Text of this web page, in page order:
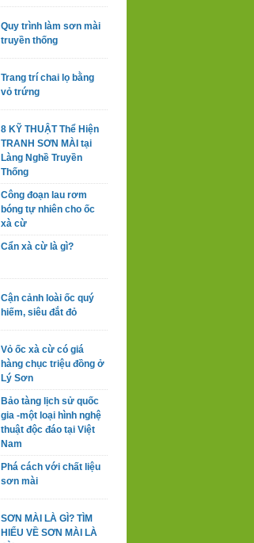
Quy trình làm sơn mài
truyền thống
Trang trí chai lọ bằng
vỏ trứng
8 KỸ THUẬT Thể Hiện
TRANH SƠN MÀI tại
Làng Nghề Truyền
Thống
Công đoạn lau rơm
bóng tự nhiên cho ốc
xà cừ
Cẩn xà cừ là gì?
Cận cảnh loài ốc quý
hiếm, siêu đắt đỏ
Vỏ ốc xà cừ có giá
hàng chục triệu đồng ở
Lý Sơn
Bảo tàng lịch sử quốc
gia -một loại hình nghệ
thuật độc đáo tại Việt
Nam
Phá cách với chất liệu
sơn mài
SƠN MÀI LÀ GÌ? TÌM
HIỂU VỀ SƠN MÀI LÀ